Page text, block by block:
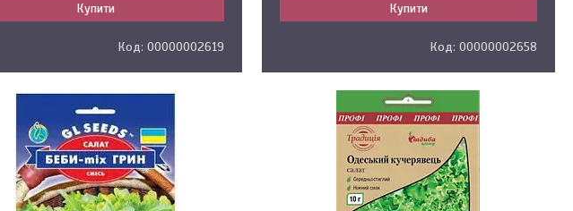
Купити
00000002619
Купити
00000002658